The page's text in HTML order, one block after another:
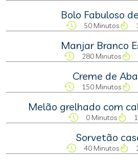
Bolo Fabuloso
50 Minutos
Manjar Branco
280 Minutos
Creme de
150 Minutos
Melão grelhado com
0 Minutos
Sorvetão
40 Minutos